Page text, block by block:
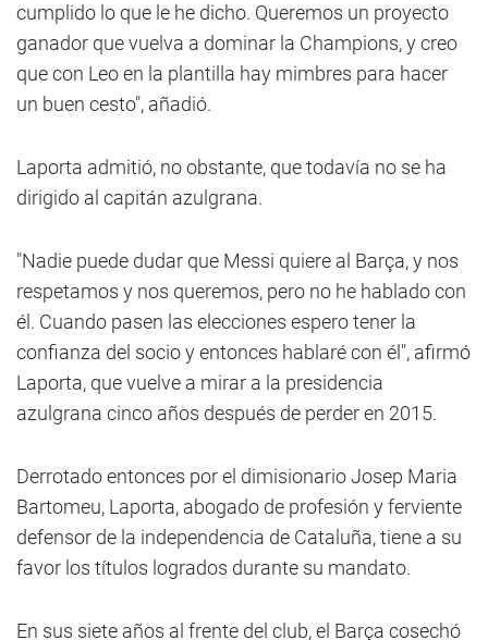
cumplido lo que le he dicho. Queremos un proyecto
ganador que vuelva a dominar la Champions, y creo
que con Leo en la plantilla hay mimbres para hacer
un buen cesto", añadió.
Laporta admitió, no obstante, que todavía no se ha
dirigido al capitán azulgrana.
"Nadie puede dudar que Messi quiere al Barça, y nos
respetamos y nos queremos, pero no he hablado con
él. Cuando pasen las elecciones espero tener la
confianza del socio y entonces hablaré con él", afirmó
Laporta, que vuelve a mirar a la presidencia
azulgrana cinco años después de perder en 2015.
Derrotado entonces por el dimisionario Josep Maria
Bartomeu, Laporta, abogado de profesión y ferviente
defensor de la independencia de Cataluña, tiene a su
favor los títulos logrados durante su mandato.
En sus siete años al frente del club, el Barça cosechó